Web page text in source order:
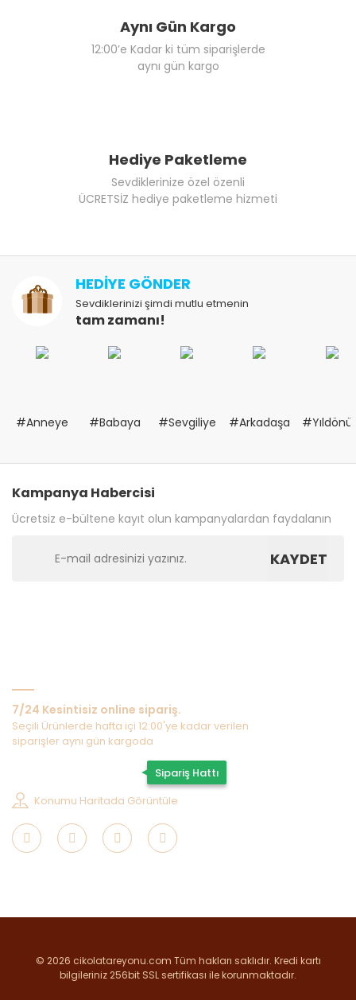
Aynı Gün Kargo
12:00’e Kadar ki tüm siparişlerde
aynı gün kargo
Hediye Paketleme
Sevdiklerinize özel özenli
ÜCRETSİZ hediye paketleme hizmeti
HEDİYE GÖNDER
Sevdiklerinizi şimdi mutlu etmenin
tam zamanı!
#Anneye #Babaya #Sevgiliye #Arkadaşa
Kampanya Habercisi
Ücretsiz e-bültene kayıt olun kampanyalardan faydalanın
KAYDET
7/24 Kesintisiz online sipariş.
Seçili Ürünlerde hafta içi 12:00'ye kadar verilen
siparişler aynı gün kargoda
Sipariş Hattı
Konumu Haritada Görüntüle
© 2026 cikolatareyonu.com Tüm hakları saklıdır. Kredi kartı
bilgileriniz 256bit SSL sertifikası ile korunmaktadır.